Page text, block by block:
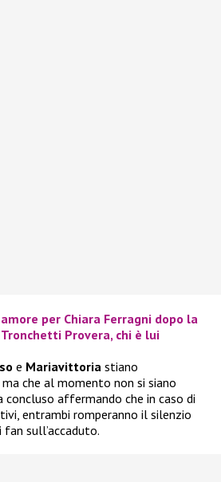
per Chiara Ferragni dopo la
Provera, chi è lui
e Mariavittoria stiano
che al momento non si siano
concluso affermando che in caso di
entrambi romperanno il silenzio
sull’accaduto.